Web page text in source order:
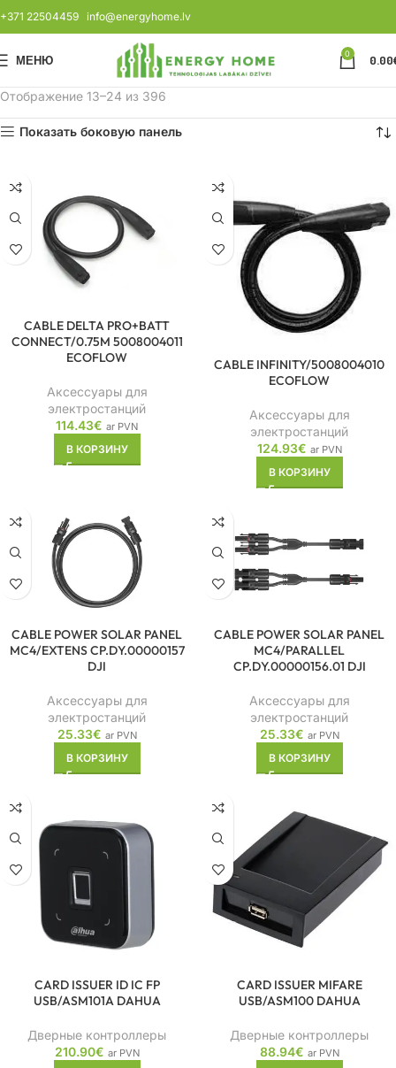
+371 22504459 info@energyhome.lv
МЕНЮ 0 0.00
Отображение 13–24 из 396
Показать боковую панель
CABLE DELTA PRO+BATT
CONNECT/0.75M 5008004011
ECOFLOW
Аксессуары для
электростанций
114.43€ ar PVN
В КОРЗИНУ
CABLE INFINITY/5008004010
ECOFLOW
Аксессуары для
электростанций
124.93€ ar PVN
В КОРЗИНУ
CABLE POWER SOLAR PANEL
MC4/EXTENS CP.DY.00000157
DJI
Аксессуары для
электростанций
25.33€ ar PVN
В КОРЗИНУ
CABLE POWER SOLAR PANEL
MC4/PARALLEL
CP.DY.00000156.01 DJI
Аксессуары для
электростанций
25.33€ ar PVN
В КОРЗИНУ
CARD ISSUER ID IC FP
USB/ASM101A DAHUA
Дверные контроллеры
210.90€ ar PVN
CARD ISSUER MIFARE
USB/ASM100 DAHUA
Дверные контроллеры
88.94€ ar PVN